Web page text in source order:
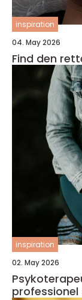
inspiration
04. May 2026
Find den
inspiration
02. May 2026
Psykoterapeut århus